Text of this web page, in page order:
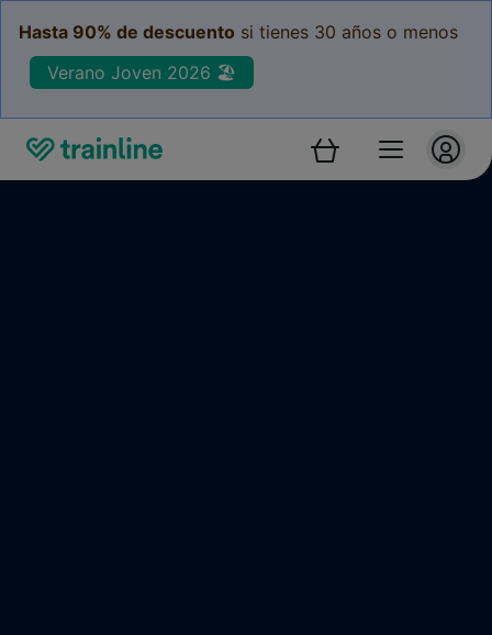
Hasta 90% de descuento si tienes 30 años o menos
Verano Joven 2026 🏖️